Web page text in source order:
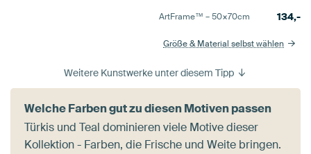
ArtFrame™ –50×70cm 134,-
Größe & Material selbst wählen
Weitere Kunstwerke unter diesem Tipp
Welche Farben gut zu diesen Motiven passen
Türkis und Teal dominieren viele Motive dieser
Kollektion - Farben, die Frische und Weite bringen.